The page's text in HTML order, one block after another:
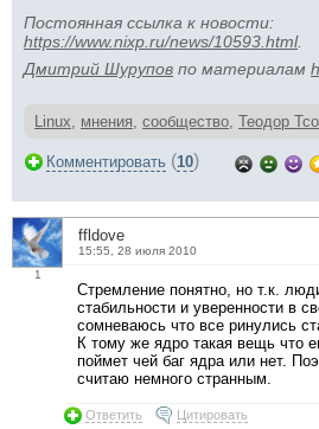
Постоянная ссылка к новости:
https://www.nixp.ru/news/10593.html.
Дмитрий Шурупов по материалам
Linux, мнения, сообщество, Теодор Тсо
Комментировать (10)
1
ffldove
15:55, 28 июля 2010
Стремление понятно, но т.к.
стабильности и уверенности в
сомневаюсь что все ринулись
К тому же ядро такая вещь что
поймет чей баг ядра или нет.
считаю немного странным.
Ответить Цитировать